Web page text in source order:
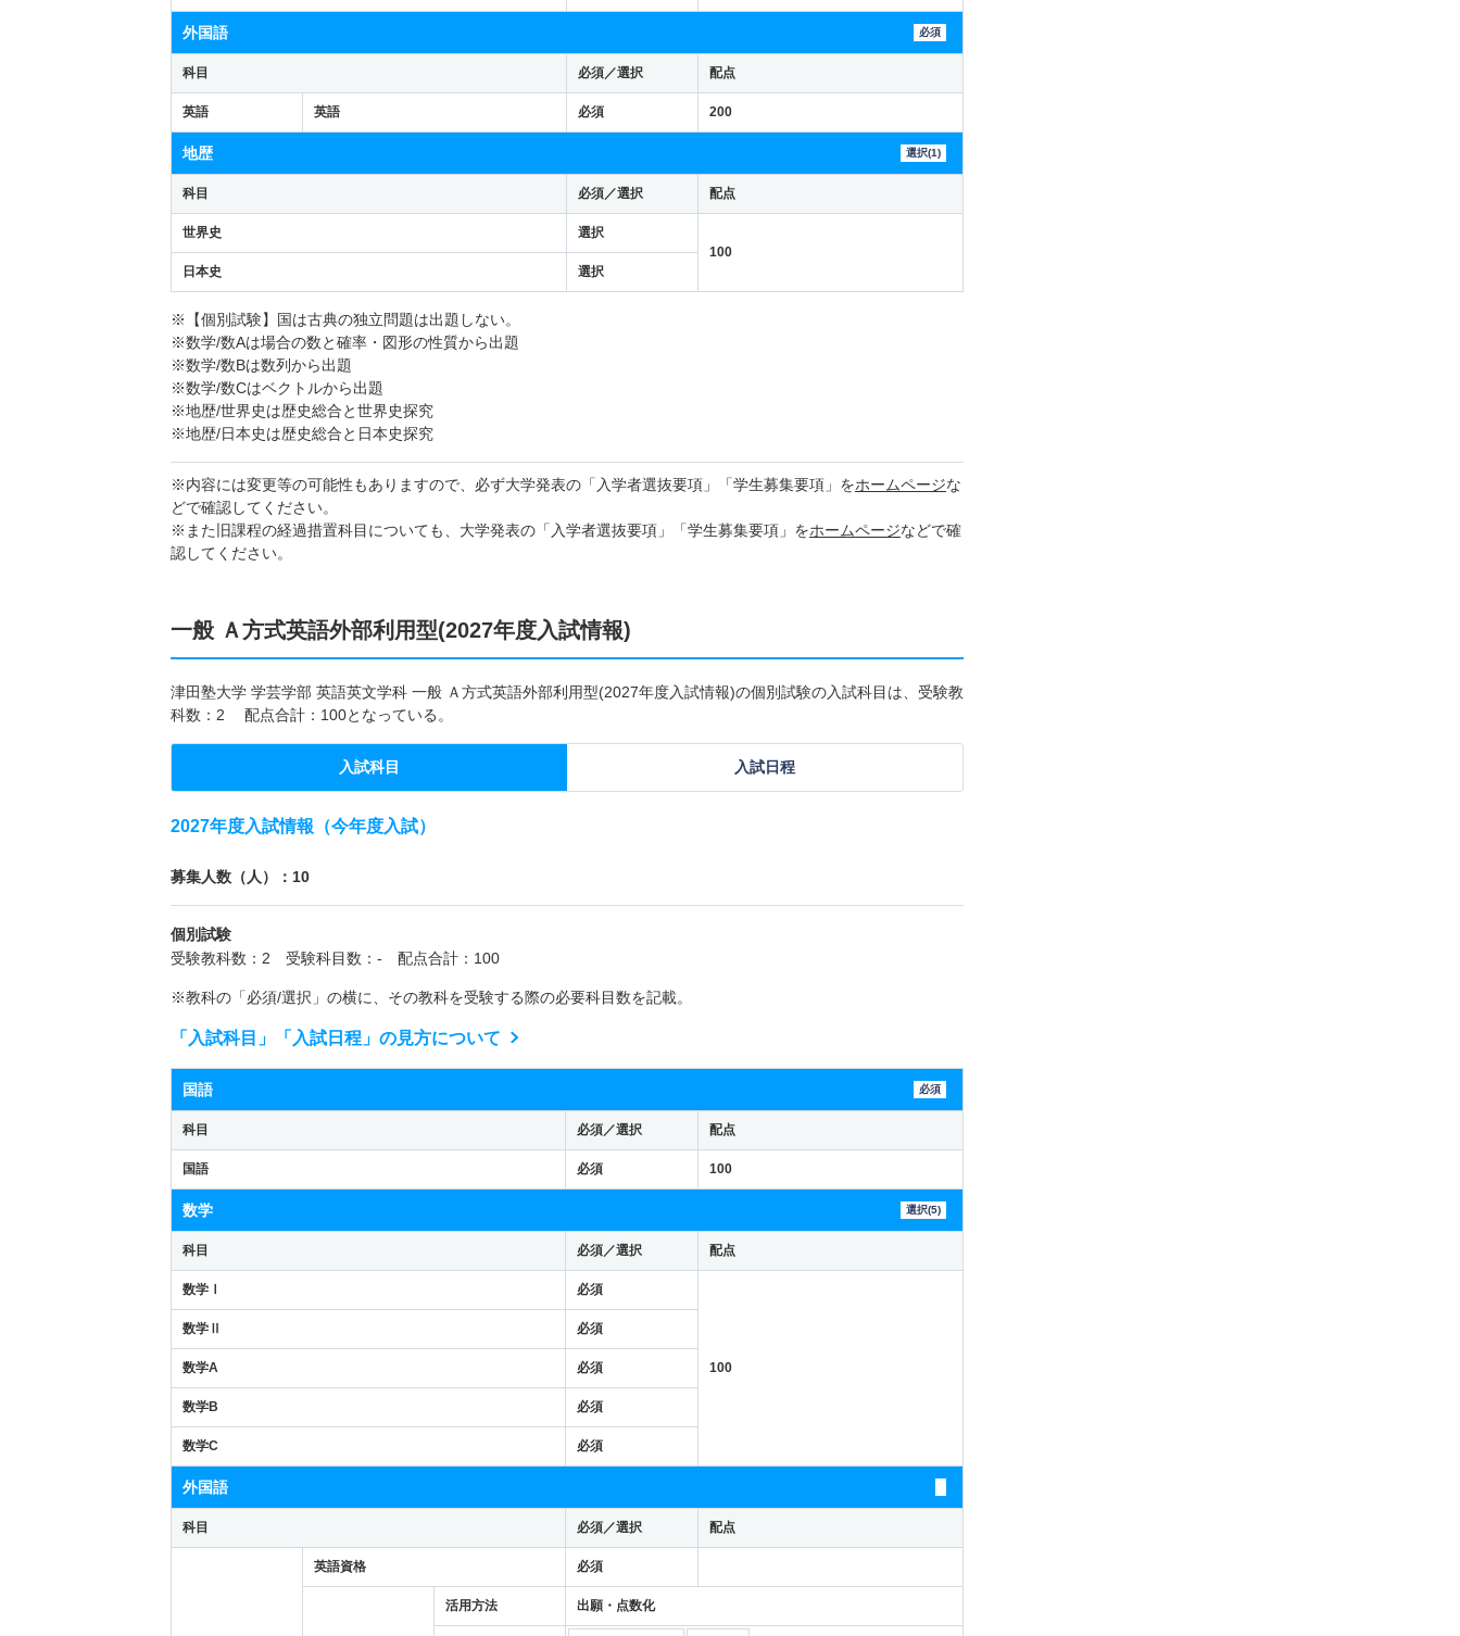
外国語 必須
科目 必須／選択 配点
英語 英語 必須 200
地歴 選択(1)
科目 必須／選択 配点
世界史
選択
100
日本史
選択
※【個別試験】国は古典の独立問題は出題しない。
※数学/数Aは場合の数と確率・図形の性質から出題
※数学/数Bは数列から出題
※数学/数Cはベクトルから出題
※地歴/世界史は歴史総合と世界史探究
※地歴/日本史は歴史総合と日本史探究
※内容には変更等の可能性もありますので、必ず大学発表の「入学者選抜要項」「学生募集要項」をホームページな
どで確認してください。
※また旧課程の経過措置科目についても、大学発表の「入学者選抜要項」「学生募集要項」をホームページなどで確
認してください。
一般 Ａ方式英語外部利用型(2027年度入試情報)
津田塾大学 学芸学部 英語英文学科 一般 Ａ方式英語外部利用型(2027年度入試情報)の個別試験の入試科目は、受験教
科数：2 配点合計：100となっている。
入試科目 入試日程
2027年度入試情報（今年度入試）
募集人数（人）：10
個別試験
受験教科数：2 受験科目数：- 配点合計：100
※教科の「必須/選択」の横に、その教科を受験する際の必要科目数を記載。
「入試科目」「入試日程」の見方について
国語 必須
科目 必須／選択 配点
国語 必須 100
数学 選択(5)
科目 必須／選択 配点
数学Ⅰ 必須
100
数学Ⅱ 必須
数学A 必須
数学B 必須
数学C 必須
外国語
科目 必須／選択 配点
英語資格 必須
活用方法 出願・点数化